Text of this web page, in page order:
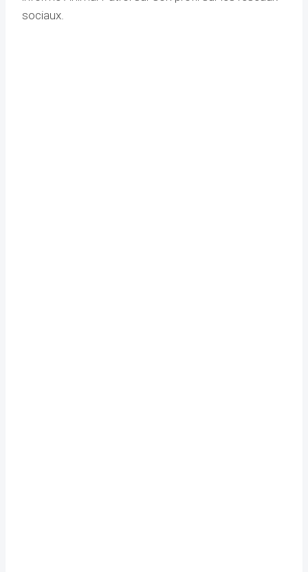
sociaux.